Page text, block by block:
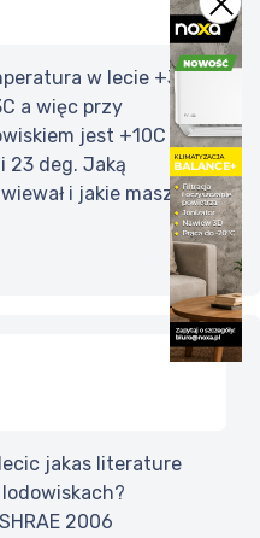
w lecie +33C
a więc przy
jest +10C to
23 deg. Jaką
i jakie masz
jakas literature
2006